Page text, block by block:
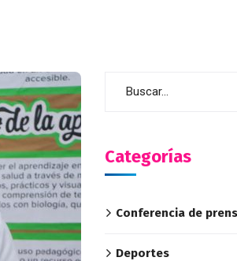
Categorías
Conferencia de
Deportes